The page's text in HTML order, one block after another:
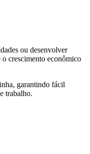
ou desenvolver
o crescimento econômico
garantindo fácil
trabalho.